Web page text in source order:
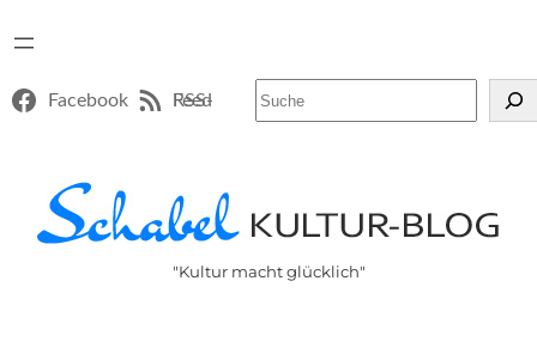
Facebook RSS-Feed
"Kultur macht glücklich"